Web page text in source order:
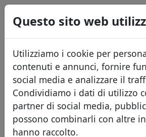
Questo sito web
Utilizziamo i cookie per
contenuti e annunci, fornire
social media e analizzare il
Condividiamo i dati di utilizzo
partner di social media,
possono combinarli con altre
hanno raccolto.
Domini
Database dei domini
Cerca
USD
EUR
GBP
Español
Français
Português
Română
Eesti